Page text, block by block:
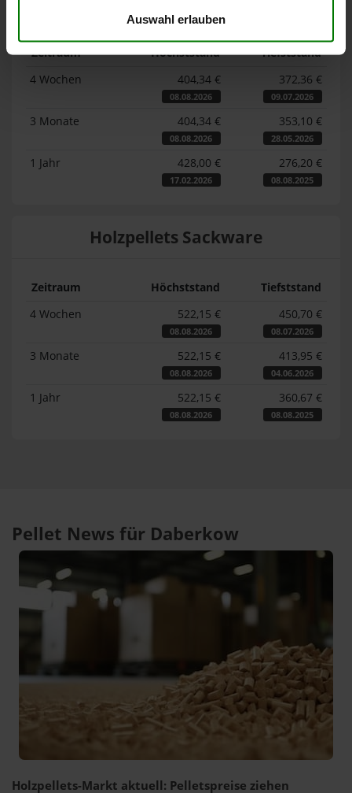
Auswahl erlauben
Zeitraum Höchststand
Tiefststand
4 Wochen
404,34 €
08.08.2026
372,36 €
09.07.2026
3 Monate 404,34 €
08.08.2026
353,10 €
28.05.2026
1 Jahr 428,00 €
17.02.2026
276,20 €
08.08.2025
Holzpellets Sackware
Zeitraum Höchststand
Tiefststand
4 Wochen
522,15 €
08.08.2026
450,70 €
08.07.2026
3 Monate 522,15 €
08.08.2026
413,95 €
04.06.2026
1 Jahr 522,15 €
08.08.2026
360,67 €
08.08.2025
Pellet News für Daberkow
Holzpellets-Markt aktuell: Pelletspreise ziehen